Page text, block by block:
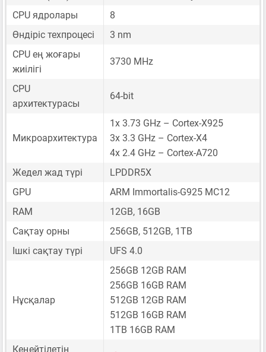
CPU ядролары
8
Өндіріс техпроцесі
3 nm
CPU ең жоғары
жиілігі
3730 MHz
CPU
архитектурасы
64-bit
Микроархитектура
1x 3.73 GHz – Cortex-X925
3x 3.3 GHz – Cortex-X4
4x 2.4 GHz – Cortex-A720
Жедел жад түрі
LPDDR5X
GPU
ARM Immortalis-G925 MC12
RAM
12GB, 16GB
Сақтау орны
256GB, 512GB, 1TB
Ішкі сақтау түрі
UFS 4.0
Нұсқалар
256GB 12GB RAM
256GB 16GB RAM
512GB 12GB RAM
512GB 16GB RAM
1TB 16GB RAM
Кеңейтілетін